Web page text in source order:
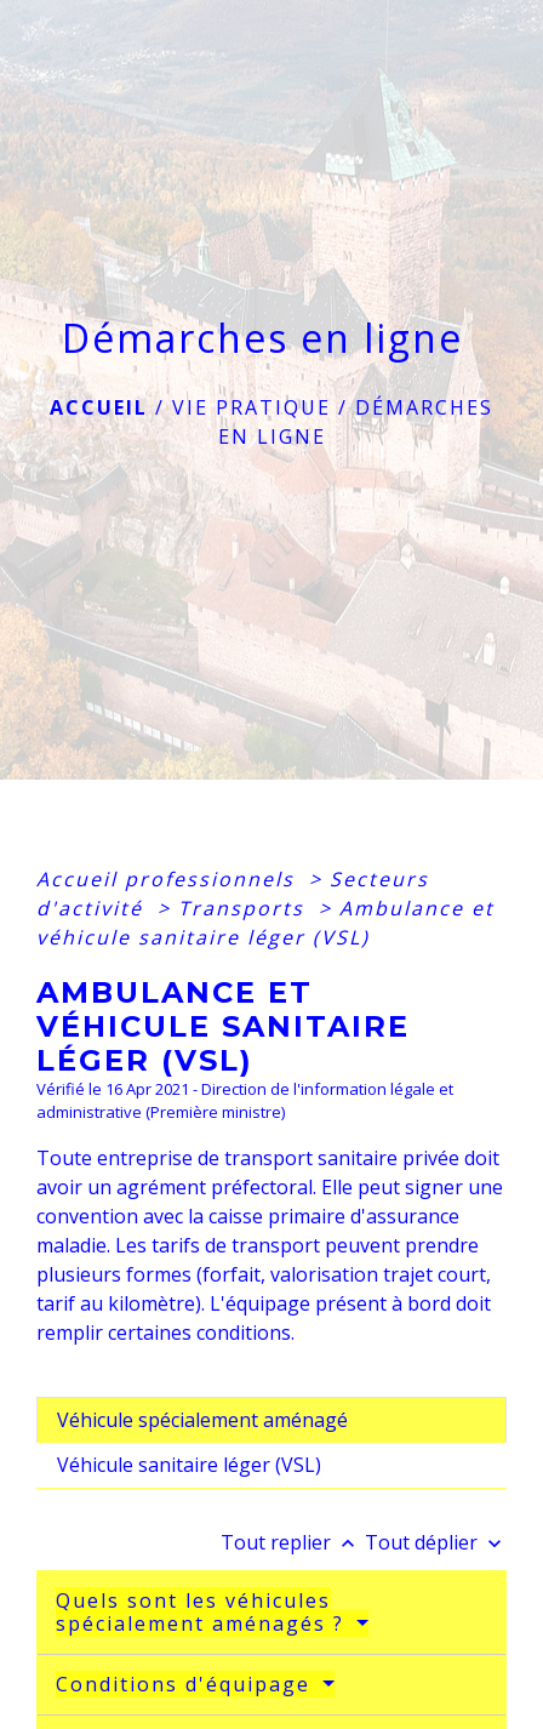
Démarches en ligne
ACCUEIL /VIE PRATIQUE /DÉMARCHES
EN LIGNE
Accueil professionnels > Secteurs
d'activité
> Transports > Ambulance et
véhicule sanitaire léger (VSL)
AMBULANCE ET
VÉHICULE SANITAIRE
LÉGER (VSL)
Vérifié le 16 Apr 2021 - Direction de l'information légale et
administrative (Première ministre)
Toute entreprise de transport sanitaire privée doit
avoir un agrément préfectoral. Elle peut signer une
convention avec la caisse primaire d'assurance
maladie. Les tarifs de transport peuvent prendre
plusieurs formes (forfait, valorisation trajet court,
tarif au kilomètre). L'équipage présent à bord doit
remplir certaines conditions.
Véhicule spécialement aménagé
Véhicule sanitaire léger (VSL)
Tout replier keyboard_arrow_up Tout déplier keyboard_arrow_down
Quels sont les véhicules
spécialement aménagés ?
Conditions d'équipage